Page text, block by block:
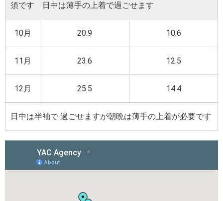
須です 日中は薄手の上着で過ごせます
10月 20.9 10.6
11月 23.6 12.5
12月 25.5 14.4
日中は半袖で 過ごせますが朝晩は薄手の上着が必要です